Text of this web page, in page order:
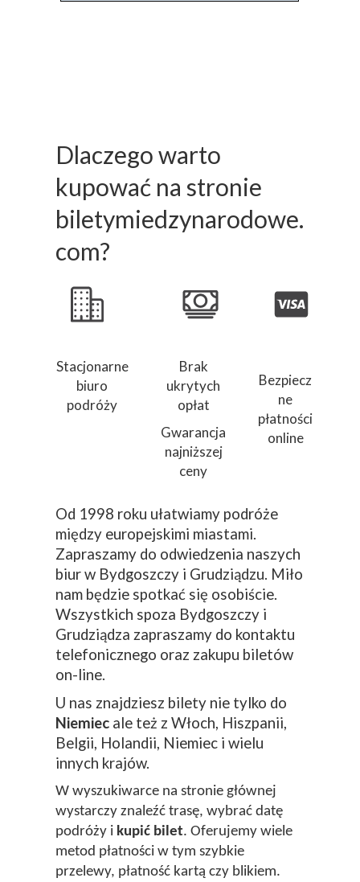
Bezpiecz
ne
płatności
online
Brak
ukrytych
opłat
Gwarancja
najniższej
ceny
Stacjonarne
biuro
podróży
Dlaczego warto
kupować na stronie
biletymiedzynarodowe.
com?
Od 1998 roku ułatwiamy podróże
między europejskimi miastami.
Zapraszamy do odwiedzenia naszych
biur w Bydgoszczy i Grudziądzu. Miło
nam będzie spotkać się osobiście.
Wszystkich spoza Bydgoszczy i
Grudziądza zapraszamy do kontaktu
telefonicznego oraz zakupu biletów
on-line.
U nas znajdziesz bilety nie tylko do
Niemiec ale też z Włoch, Hiszpanii,
Belgii, Holandii, Niemiec i wielu
innych krajów.
W wyszukiwarce na stronie głównej
wystarczy znaleźć trasę, wybrać datę
podróży i kupić bilet. Oferujemy wiele
metod płatności w tym szybkie
przelewy, płatność kartą czy blikiem.